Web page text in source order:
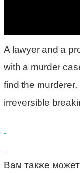
A lawyer and a
with a murder
find the
irreversible
Вам также